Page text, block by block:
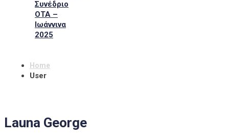
Συνέδριο
ΟΤΑ –
Ιωάννινα
2025
Home
User
Launa George